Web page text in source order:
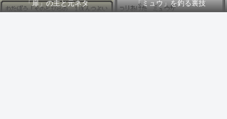
「扉」の主と元ネタ
「ミュウ」を釣る裏技